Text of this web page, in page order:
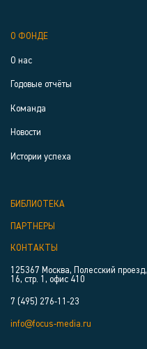
О ФОНДЕ
О нас
Годовые отчёты
Команда
Новости
Истории успеха
БИБЛИОТЕКА
ПАРТНЕРЫ
КОНТАКТЫ
125367 Москва, Полесский проезд,
16, стр. 1, офис 410
7 (495) 276-11-23
info@focus-media.ru